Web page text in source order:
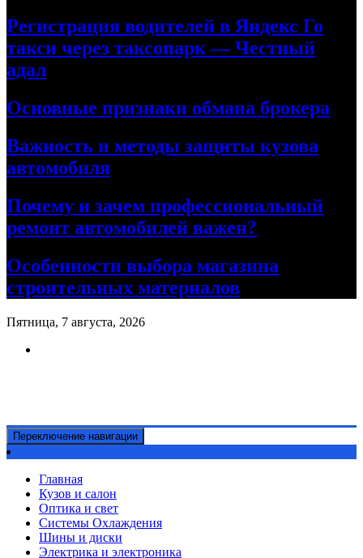
Регистрация водителей в Яндекс Го
такси через таксопарк — Честный
адал
Основные признаки обмана брокера
Важность и методы защиты кузова
автомобиля
Почему и зачем профессиональный
ремонт автомобилей важен?
Особенности выбора магазина
строительных материалов
Пятница, 7 августа, 2026
Переключение навигации
Главная
Кузов и салон
Оптика и свет
Системы Охлаждения
Шины и диски
Электрика и электроника